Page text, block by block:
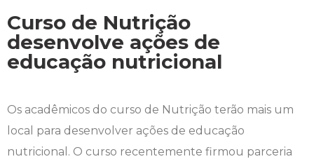
Curso de Nutrição
desenvolve ações de
educação nutricional
Os acadêmicos do curso de Nutrição terão mais um
local para desenvolver ações de educação
nutricional. O curso recentemente firmou parceria
Infraestrutura
Editais
Biomedicina
Ciências Contábeis
Enfermagem
Atividades Complementares e Sociais
Biblioteca
Calendário de Provas
CPA
COLAP
Comitê de Ética em Pesquisa